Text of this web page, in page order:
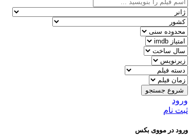
شروع جستجو
ورود
ثبت نام
ورود در مووی بکس